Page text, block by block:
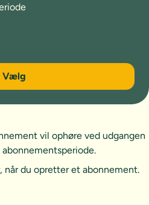
Vælg
vil ophøre ved udgangen
, når du opretter et abonnement.